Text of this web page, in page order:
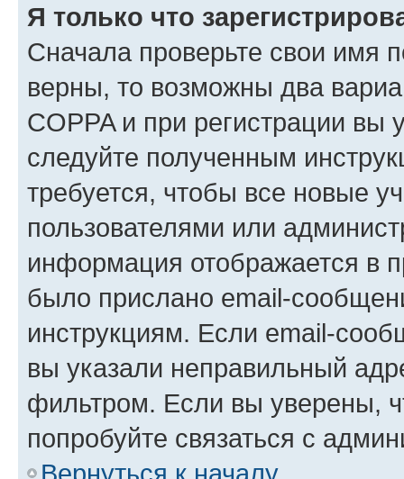
Я только что
Сначала проверьте свои имя
верны, то возможны два
COPPA и при регистрации вы
следуйте полученным
требуется, чтобы все новые
пользователями или
информация отображается в
было прислано email-
инструкциям. Если email-
вы указали неправильный
фильтром. Если вы уверены,
попробуйте связаться с
Вернуться к началу